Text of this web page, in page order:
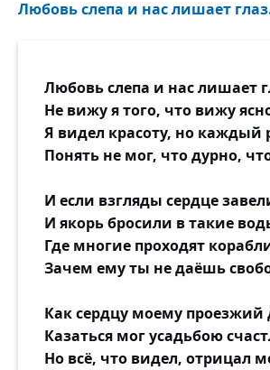
Любовь слепа и нас лишает
Любовь слепа и нас лишает
Не вижу я того, что вижу
Я видел красоту, но каждый
Понять не мог, что дурно,
И если взгляды сердце
И якорь бросили в такие
Где многие проходят
Зачем ему ты не даёшь
Как сердцу моему проезжий
Казаться мог усадьбою
Но всё, что видел, отрицал